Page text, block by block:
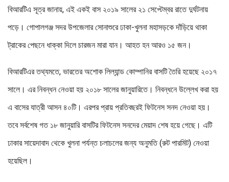
বিআরটিএ সূত্র জানায়, এই একই বাস ২০১৯ সালের ২১ সেপ্টেম্বর রাতে দুর্ঘটনায়
পড়ে। গোপালগঞ্জ সদর উপজেলার সোনাশুরে ঢাকা-খুলনা মহাসড়কে দাঁড়িয়ে থাকা
ট্রাকের পেছনে ধাক্কা দিলে চারজন মারা যান। আহত হন আরও ১৫ জন।
বিআরটিএর তথ্যমতে, ভারতের অশোক লিল্যান্ড কোম্পানির বাসটি তৈরি হয়েছে ২০১৭
সালে। এর নিবন্ধন নেওয়া হয় ২০১৮ সালের জানুয়ারিতে। নিবন্ধনে উল্লেখ করা হয়
এ বাসের যাত্রী আসন ৪০টি। এরপর প্রায় প্রতিবছরই ফিটনেস সনদ নেওয়া হয়।
তবে সর্বশেষ গত ১৮ জানুয়ারি বাসটির ফিটনেস সনদের মেয়াদ শেষ হয়ে গেছে। এটি
ঢাকার সায়েদাবাদ থেকে খুলনা পর্যন্ত চলাচলের জন্য অনুমতি (রুট পারমিট) নেওয়া
হয়েছিল।